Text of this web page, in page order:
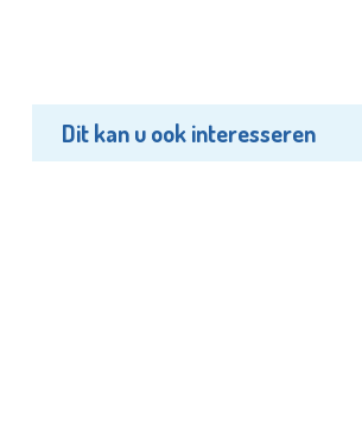
Dit kan u ook interesseren